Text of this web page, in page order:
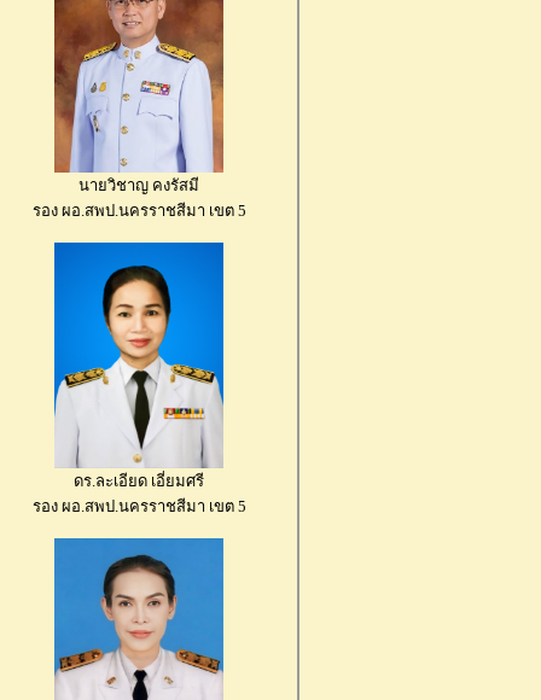
นายวิชาญ คงรัสมี
รอง ผอ.สพป.นครราชสีมา เขต 5
ดร.ละเอียด เอี่ยมศรี
รอง ผอ.สพป.นครราชสีมา เขต 5